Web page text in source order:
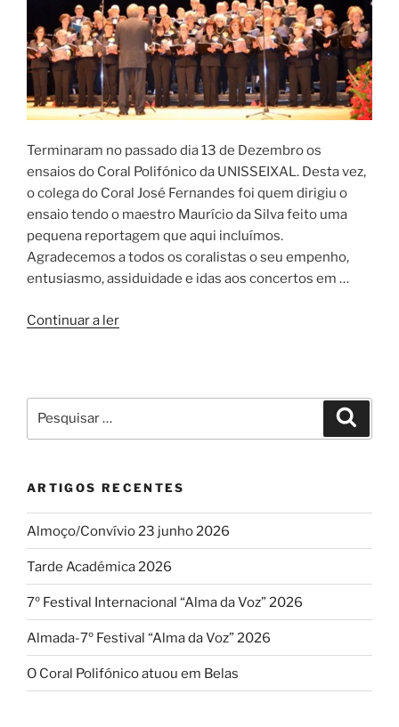
Terminaram no passado dia 13 de Dezembro os
ensaios do Coral Polifónico da UNISSEIXAL. Desta vez,
o colega do Coral José Fernandes foi quem dirigiu o
ensaio tendo o maestro Maurício da Silva feito uma
pequena reportagem que aqui incluímos.
Agradecemos a todos os coralistas o seu empenho,
entusiasmo, assiduidade e idas aos concertos em …
Continuar a ler“1º
por:
ARTIGOS RECENTES
Almoço/Convívio 23 junho 2026
Tarde Académica 2026
7º Festival Internacional “Alma da Voz” 2026
Almada-7º Festival “Alma da Voz” 2026
O Coral Polifónico atuou em Belas